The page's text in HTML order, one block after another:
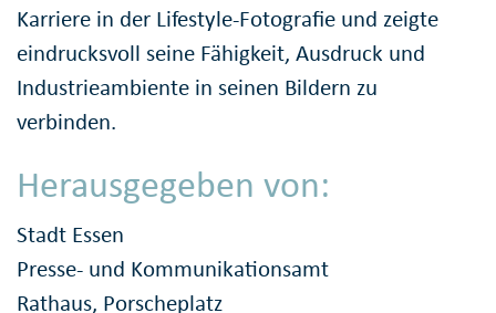
Karriere in der Lifestyle-Fotografie und zeigte
eindrucksvoll seine Fähigkeit, Ausdruck und
Industrieambiente in seinen Bildern zu
verbinden.
Herausgegeben von:
Stadt Essen
Presse- und Kommunikationsamt
Rathaus, Porscheplatz